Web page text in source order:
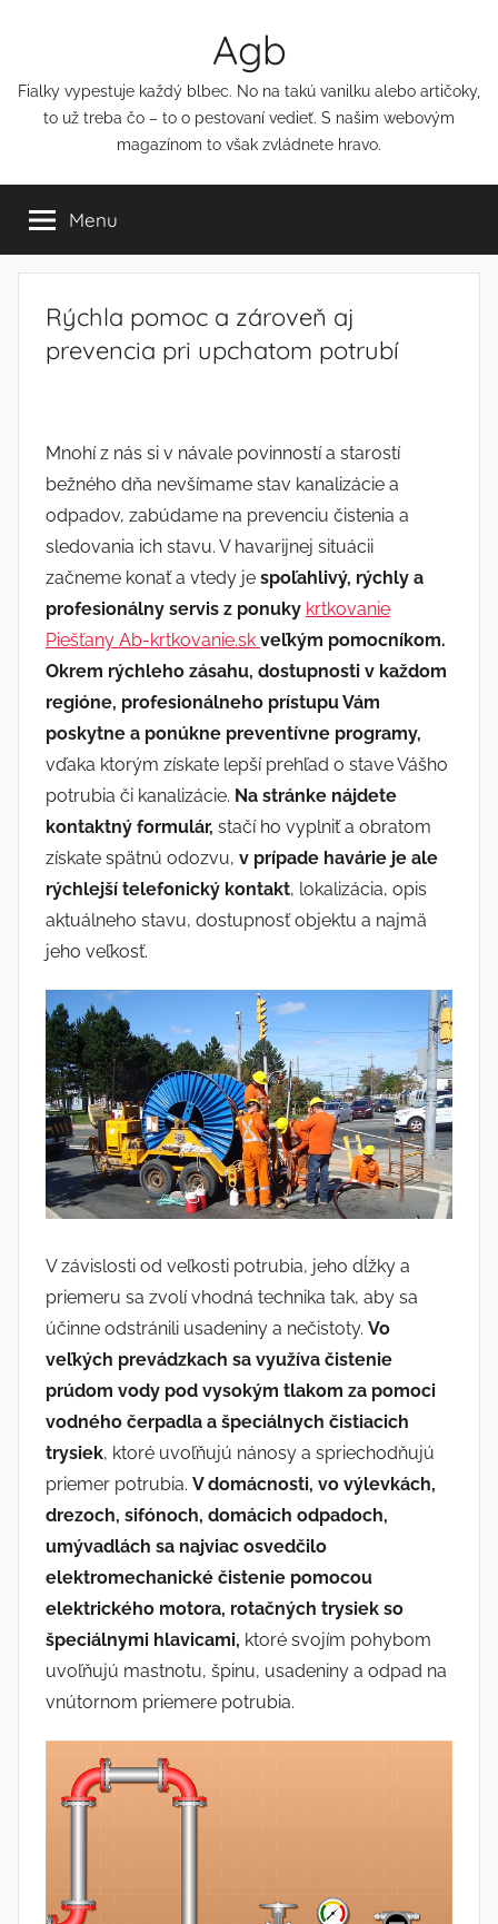
Agb
Fialky vypestuje každý blbec. No na takú vanilku alebo artičoky,
to už treba čo – to o pestovaní vedieť. S našim webovým
magazínom to však zvládnete hravo.
Menu
Rýchla pomoc a zároveň aj
prevencia pri upchatom potrubí
Mnohí z nás si v návale povinností a starostí
bežného dňa nevšímame stav kanalizácie a
odpadov, zabúdame na prevenciu čistenia a
sledovania ich stavu. V havarijnej situácii
začneme konať a vtedy je spoľahlivý, rýchly a
profesionálny servis z ponuky krtkovanie
Piešťany Ab-krtkovanie.sk veľkým pomocníkom.
Okrem rýchleho zásahu, dostupnosti v každom
regióne, profesionálneho prístupu Vám
poskytne a ponúkne preventívne programy,
vďaka ktorým získate lepší prehľad o stave Vášho
potrubia či kanalizácie. Na stránke nájdete
kontaktný formulár, stačí ho vyplniť a obratom
získate spätnú odozvu, v prípade havárie je ale
rýchlejší telefonický kontakt, lokalizácia, opis
aktuálneho stavu, dostupnosť objektu a najmä
jeho veľkosť.
V závislosti od veľkosti potrubia, jeho dĺžky a
priemeru sa zvolí vhodná technika tak, aby sa
účinne odstránili usadeniny a nečistoty. Vo
veľkých prevádzkach sa využíva čistenie
prúdom vody pod vysokým tlakom za pomoci
vodného čerpadla a špeciálnych čistiacich
trysiek, ktoré uvoľňujú nánosy a spriechodňujú
priemer potrubia. V domácnosti, vo výlevkách,
drezoch, sifónoch, domácich odpadoch,
umývadlách sa najviac osvedčilo
elektromechanické čistenie pomocou
elektrického motora, rotačných trysiek so
špeciálnymi hlavicami, ktoré svojím pohybom
uvoľňujú mastnotu, špinu, usadeniny a odpad na
vnútornom priemere potrubia.